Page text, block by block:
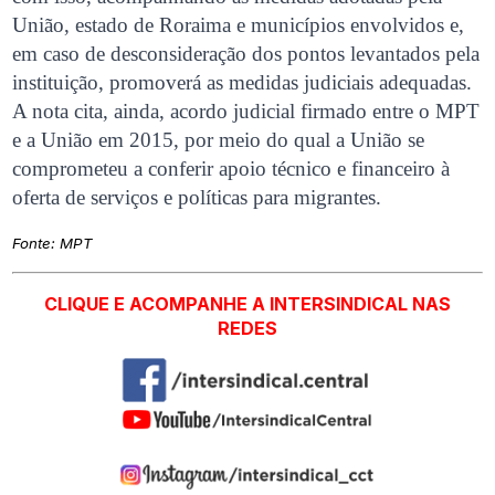
União, estado de Roraima e municípios envolvidos e,
em caso de desconsideração dos pontos levantados pela
instituição, promoverá as medidas judiciais adequadas.
A nota cita, ainda, acordo judicial firmado entre o MPT
e a União em 2015, por meio do qual a União se
comprometeu a conferir apoio técnico e financeiro à
oferta de serviços e políticas para migrantes.
Fonte:MPT
CLIQUE E ACOMPANHE A INTERSINDICAL NAS
REDES